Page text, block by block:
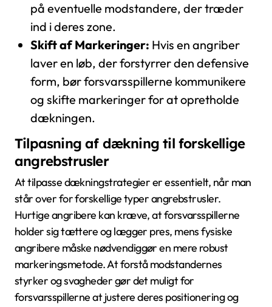
på eventuelle modstandere, der træder
ind i deres zone.
Skift af Markeringer: Hvis en angriber
laver en løb, der forstyrrer den defensive
form, bør forsvarsspillerne kommunikere
og skifte markeringer for at opretholde
dækningen.
Tilpasning af dækning til forskellige
angrebstrusler
At tilpasse dækningstrategier er essentielt, når man
står over for forskellige typer angrebstrusler.
Hurtige angribere kan kræve, at forsvarsspillerne
holder sig tættere og lægger pres, mens fysiske
angribere måske nødvendiggør en mere robust
markeringsmetode. At forstå modstandernes
styrker og svagheder gør det muligt for
forsvarsspillerne at justere deres positionering og